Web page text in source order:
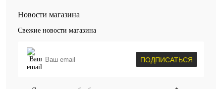
Новости магазина
Свежие новости магазина
ПОДПИСАТЬСЯ